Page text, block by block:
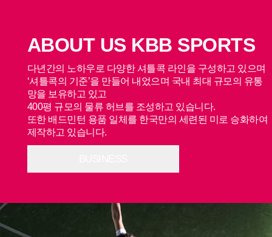
ABOUT US KBB SPORTS
다년간의 노하우로 다양한 셔틀콕 라인을 구성하고 있으며
‘셔틀콕의 기준’을 만들어 내었으며 국내 최대 규모의 유통
망을 보유하고 있고
400평 규모의 물류 허브를 조성하고 있습니다.
또한 배드민턴 용품 일체를 한국만의 세련된 미로 승화하여
제작하고 있습니다.